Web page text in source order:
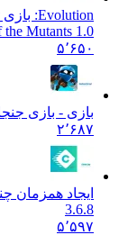
Evolution: بازی تحول شبیه سازی شده برای اندروید
Mutants 1.0.
۵٬۶۵۰
بازی - بازی
۲٬۶۸۷
ایجاد همزمان
3.6.8
۵٬۵۹۷